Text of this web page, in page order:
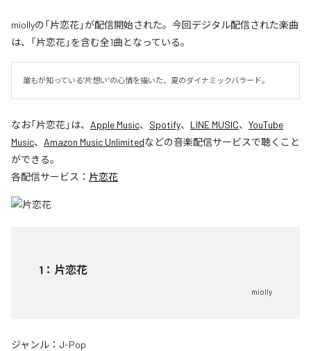
miollyの「片恋花」が配信開始された。今回デジタル配信された楽曲
は、「片恋花」を含む全1曲となっている。
誰もが知っている"片想い”の心情を描いた、夏のダイナミックバラード。
なお「片恋花」は、 Apple Music、 Spotify、 LINE MUSIC、 YouTube
Music、 Amazon Music Unlimitedなどの音楽配信サービスで聴くこと
ができる。
各配信サービス： 片恋花
1 ： 片恋花
miolly
ジャンル： J-Pop